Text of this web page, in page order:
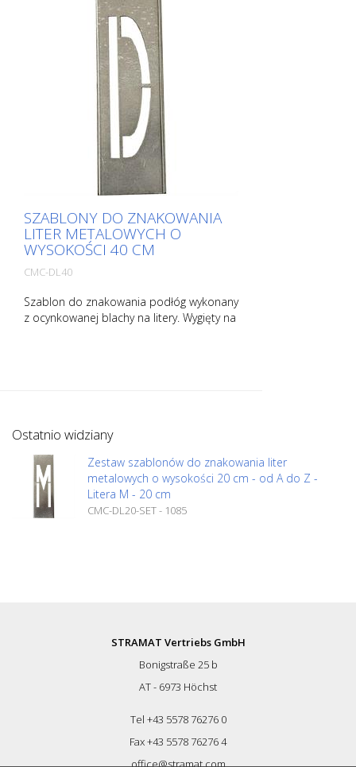
SZABLONY DO ZNAKOWANIA
LITER METALOWYCH O
WYSOKOŚCI 40 CM
CMC-DL40
Szablon do znakowania podłóg wykonany
z ocynkowanej blachy na litery. Wygięty na
Ostatnio widziany
Zestaw szablonów do znakowania liter
metalowych o wysokości 20 cm - od A do Z -
Litera M - 20 cm
CMC-DL20-SET - 1085
STRAMAT Vertriebs GmbH
Bonigstraße 25 b
AT - 6973 Höchst
Tel +43 5578 76276 0
Fax +43 5578 76276 4
office@stramat.com